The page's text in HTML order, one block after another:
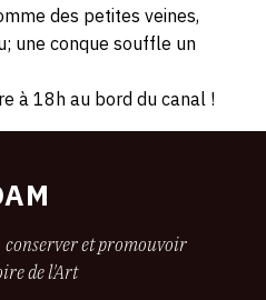
des petites veines,
une conque souffle un
à 18h au bord du canal !
conserver et promouvoir
de l'Art